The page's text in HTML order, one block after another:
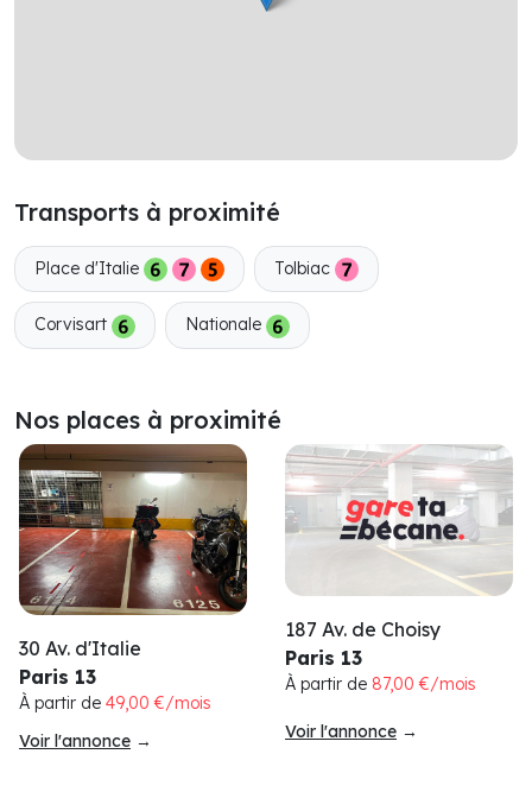
Transports à proximité
Place d'Italie Tolbiac
Corvisart Nationale
Nos places à proximité
30 Av. d'Italie
Paris 13
À partir de 49,00 €/mois
Voir l'annonce →
187 Av. de Choisy
Paris 13
À partir de 87,00 €/mois
Voir l'annonce →